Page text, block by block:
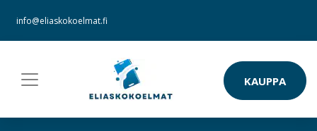
info@eliaskokoelmat.fi
KAUPPA